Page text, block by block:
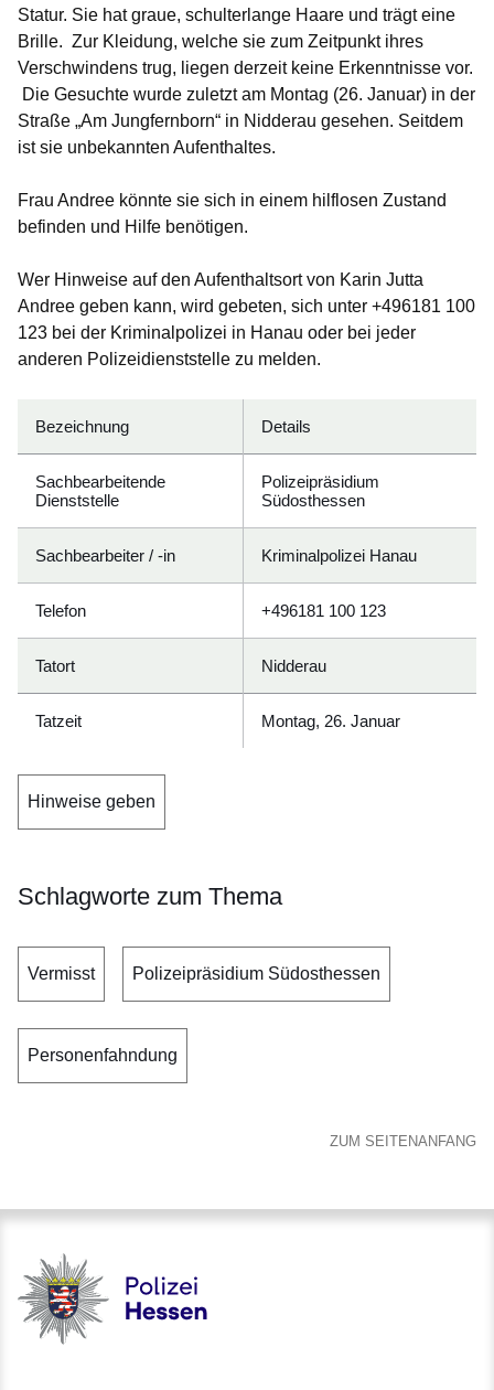
Statur. Sie hat graue, schulterlange Haare und trägt eine
Brille. Zur Kleidung, welche sie zum Zeitpunkt ihres
Verschwindens trug, liegen derzeit keine Erkenntnisse vor.
Die Gesuchte wurde zuletzt am Montag (26. Januar) in der
Straße „Am Jungfernborn“ in Nidderau gesehen. Seitdem
ist sie unbekannten Aufenthaltes.
Frau Andree könnte sie sich in einem hilflosen Zustand
befinden und Hilfe benötigen.
Wer Hinweise auf den Aufenthaltsort von Karin Jutta
Andree geben kann, wird gebeten, sich unter +496181 100
123 bei der Kriminalpolizei in Hanau oder bei jeder
anderen Polizeidienststelle zu melden.
Bezeichnung Details
Sachbearbeitende
Dienststelle
Polizeipräsidium
Südosthessen
Sachbearbeiter / -in Kriminalpolizei Hanau
Telefon +496181 100 123
Tatort Nidderau
Tatzeit Montag, 26. Januar
Hinweise geben
Schlagworte zum Thema
Vermisst Polizeipräsidium Südosthessen
Personenfahndung
ZUM SEITENANFANG
Polizei - Polizei.hessen.de